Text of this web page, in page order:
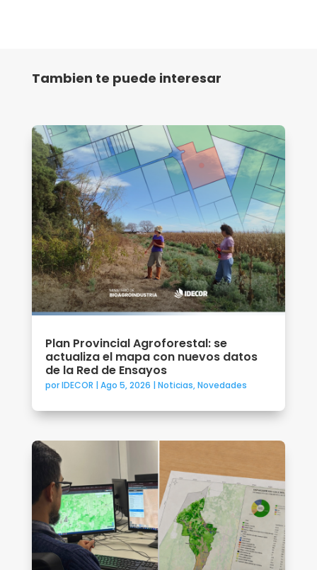
Tambien te puede interesar
Plan Provincial Agroforestal: se
actualiza el mapa con nuevos datos
de la Red de Ensayos
porIDECOR | Ago 5, 2026 | Noticias,Novedades